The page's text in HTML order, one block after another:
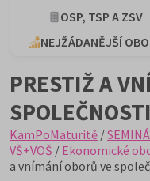
OSP, TSP A ZSV
NEJŽÁDANĚJŠÍ
PRESTIŽ A
SPOLEČNOSTI
KamPoMaturitě /
VŠ+VOŠ / Ekonomické
a vnímání oborů ve